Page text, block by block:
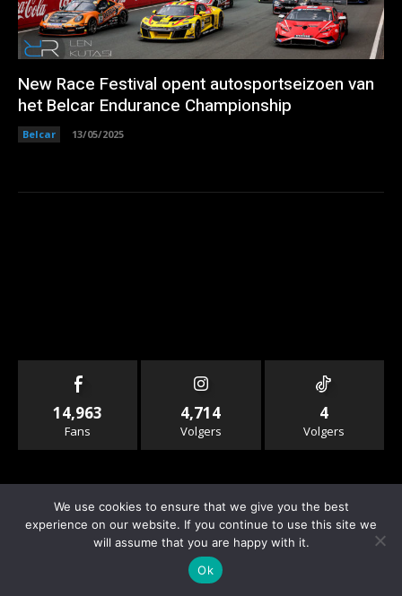
New Race Festival opent autosportseizoen van
het Belcar Endurance Championship
Belcar 13/05/2025
14,963
Fans
4,714
Volgers
4
Volgers
Info & Contact
We use cookies to ensure that we give you the best
experience on our website. If you continue to use this site we
will assume that you are happy with it.
Ok